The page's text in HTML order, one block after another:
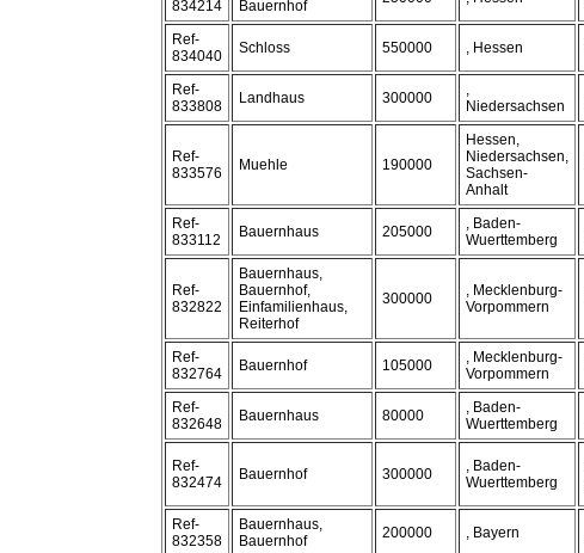
834214
Bauernhof
Ref-
834040
Schloss 550000 , Hessen
Ref-
833808
Landhaus 300000
,
Niedersachsen
Ref-
833576
Muehle 190000
Hessen,
Niedersachsen,
Sachsen-
Anhalt
Ref-
833112
Bauernhaus 205000
, Baden-
Wuerttemberg
Ref-
832822
Bauernhaus,
Bauernhof,
Einfamilienhaus,
Reiterhof
300000
, Mecklenburg-
Vorpommern
Ref-
832764
Bauernhof 105000
, Mecklenburg-
Vorpommern
Ref-
832648
Bauernhaus 80000
, Baden-
Wuerttemberg
Ref-
832474
Bauernhof 300000
, Baden-
Wuerttemberg
Ref-
832358
Bauernhaus,
Bauernhof
200000 , Bayern